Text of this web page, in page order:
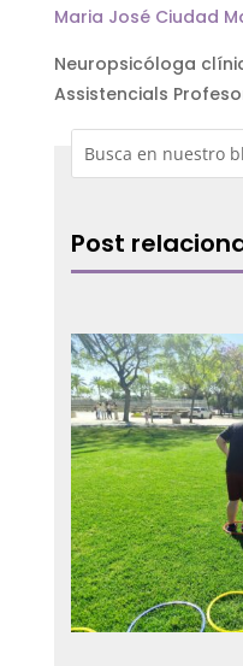
Maria José Ciudad
Neuropsicóloga
Assistencials
Post